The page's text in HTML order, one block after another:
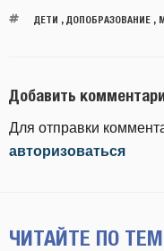
ДЕТИ ДОПОБРАЗОВАНИЕ,
Добавить
Для отправки
авторизоваться
ЧИТАЙТЕ ПО